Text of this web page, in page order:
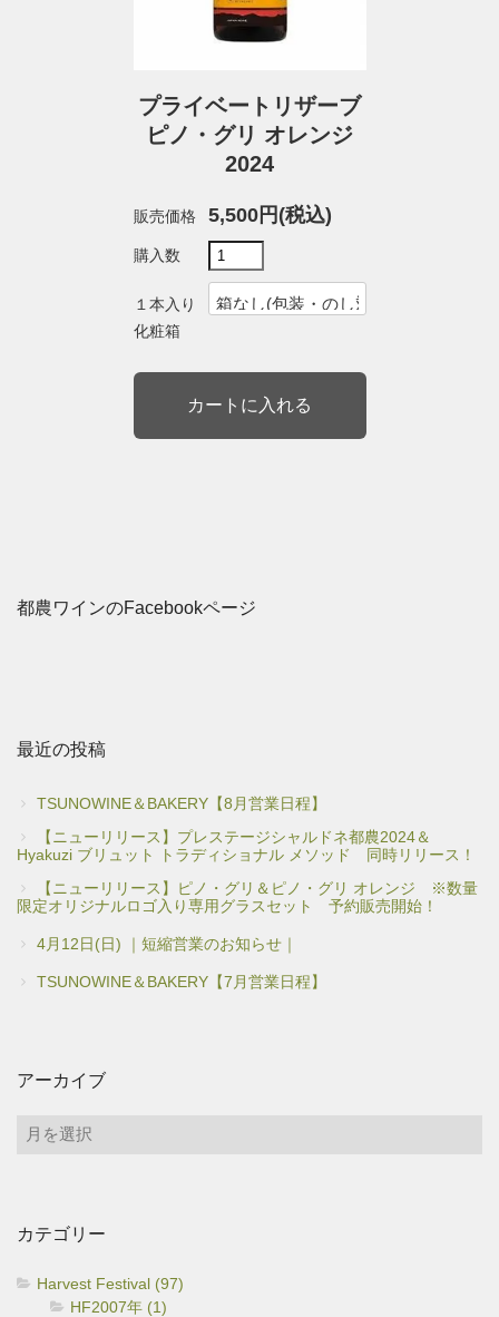
プライベートリザーブ
ピノ・グリ オレンジ
2024
販売価格 5,500円(税込)
購入数
１本入り
化粧箱
都農ワインのFacebookページ
最近の投稿
TSUNOWINE＆BAKERY【8月営業日程】
【ニューリリース】プレステージシャルドネ都農2024＆
Hyakuzi ブリュット トラディショナル メソッド 同時リリース！
【ニューリリース】ピノ・グリ＆ピノ・グリ オレンジ ※数量
限定オリジナルロゴ入り専用グラスセット 予約販売開始！
4月12日(日) ｜短縮営業のお知らせ｜
TSUNOWINE＆BAKERY【7月営業日程】
アーカイブ
ア
ブ
カテゴリー
Harvest Festival (97)
HF2007年 (1)